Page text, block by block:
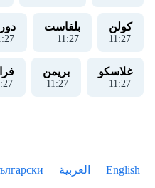
كولن
11:27
بلفاست
11:27
:27
غلاسكو
11:27
بريمن
11:27
:27
English العربية